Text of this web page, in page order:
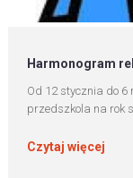
Harmonogram
Od 12 stycznia do
przedszkola na rok
Czytaj więcej